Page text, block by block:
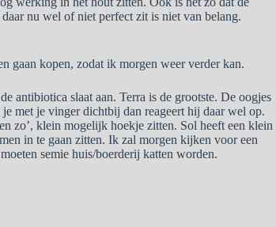
nu wel of niet perfect zit is niet van belang.
gaan kopen, zodat ik morgen weer verder kan.
antibiotica slaat aan. Terra is de grootste. De oogjes
met je vinger dichtbij dan reageert hij daar wel op.
zo’, klein mogelijk hoekje zitten. Sol heeft een klein
in te gaan zitten. Ik zal morgen kijken voor een
semie huis/boerderij katten worden.